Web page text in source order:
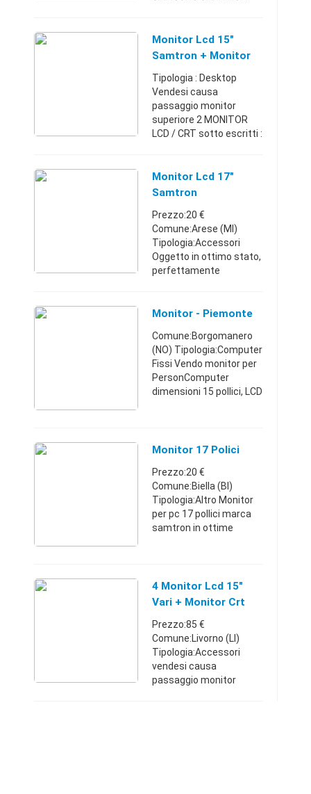
Toscana328188623620
€
Monitor Lcd 15"
Samtron + Monitor
Crt
Tipologia : Desktop
Vendesi causa
passaggio monitor
superiore 2 MONITOR
LCD / CRT sotto escritti :
No;Visualizzazione
Digitale / Analogico:
Monitor Lcd 17"
Samtron
(Sottomarca
Samsung)
Prezzo:20 €
Comune:Arese (MI)
Tipologia:Accessori
Oggetto in ottimo stato,
perfettamente
perfettamente pulito.
38.8x38x17.6cm - 4.8 kg
Compatibilità PC, Mac ...
Monitor - Piemonte
Comune:Borgomanero
(NO) Tipologia:Computer
Fissi Vendo monitor per
PersonComputer
dimensioni 15 pollici, LCD
Piemonte3397032504
Monitor 17 Polici
Prezzo:20 €
Comune:Biella (BI)
Tipologia:Altro Monitor
per pc 17 pollici marca
samtron in ottime
4 Monitor Lcd 15"
Vari + Monitor Crt
Prezzo:85 €
Comune:Livorno (LI)
Tipologia:Accessori
vendesi causa
passaggio monitor